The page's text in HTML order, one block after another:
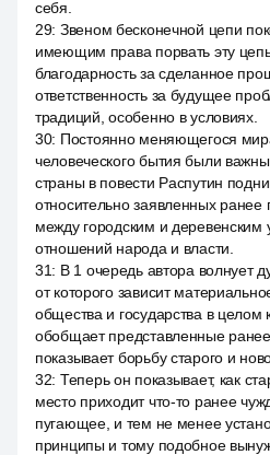
себя.
29: Звеном бесконечной цепи
имеющим права порвать эту
благодарность за сделанное
ответственность за будущее
традиций, особенно в условиях.
30: Постоянно меняющегося
человеческого бытия были
страны в повести Распутин
относительно заявленных
между городским и
отношений народа и власти.
31: В 1 очередь автора волнует
от которого зависит
общества и государства в целом
обобщает представленные
показывает борьбу старого и
32: Теперь он показывает, как
место приходит что-то ранее
пугающее, и тем не менее
принципы и тому подобное